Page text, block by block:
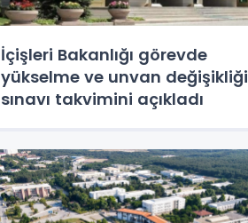
İçişleri Bakanlığı görevde
yükselme ve unvan değişikliği
sınavı takvimini açıkladı